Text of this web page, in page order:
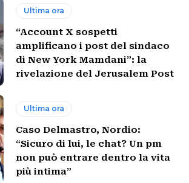
Ultima ora
“Account X sospetti
amplificano i post del sindaco
di New York Mamdani”: la
rivelazione del Jerusalem Post
Ultima ora
Caso Delmastro, Nordio:
“Sicuro di lui, le chat? Un pm
non può entrare dentro la vita
più intima”